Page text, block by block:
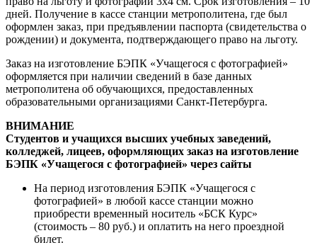
дней. Получение в кассе станции метрополитена, где был
оформлен заказ, при предъявлении паспорта (свидетельства о
рождении) и документа, подтверждающего право на льготу.
Заказ на изготовление БЭПК «Учащегося с фотографией»
оформляется при наличии сведений в базе данных
метрополитена об обучающихся, предоставленных
образовательными организациями Санкт-Петербурга.
ВНИМАНИЕ
Студентов и учащихся высших учебных заведений,
колледжей, лицеев, оформляющих заказ на изготовление
БЭПК «Учащегося с фотографией» через сайты
На период изготовления БЭПК «Учащегося с
фотографией» в любой кассе станции можно
приобрести временный носитель «БСК Курс»
(стоимость – 80 руб.) и оплатить на него проездной
билет.